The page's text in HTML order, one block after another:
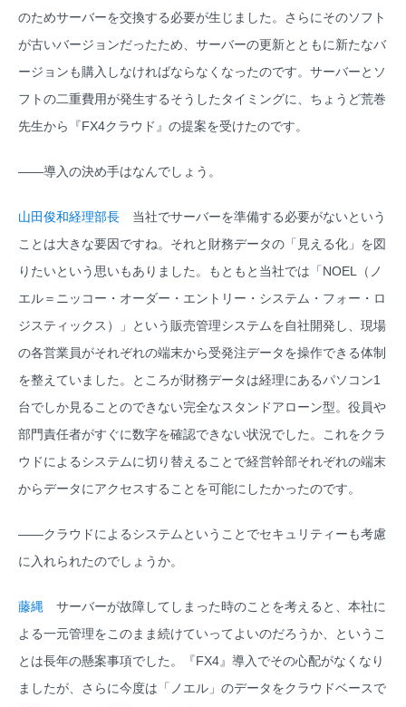
のためサーバーを交換する必要が生じました。さらにそのソフト
が古いバージョンだったため、サーバーの更新とともに新たなバ
ージョンも購入しなければならなくなったのです。サーバーとソ
フトの二重費用が発生するそうしたタイミングに、ちょうど荒巻
先生から『FX4クラウド』の提案を受けたのです。
――導入の決め手はなんでしょう。
山田俊和経理部長 当社でサーバーを準備する必要がないという
ことは大きな要因ですね。それと財務データの「見える化」を図
りたいという思いもありました。もともと当社では「NOEL（ノ
エル＝ニッコー・オーダー・エントリー・システム・フォー・ロ
ジスティックス）」という販売管理システムを自社開発し、現場
の各営業員がそれぞれの端末から受発注データを操作できる体制
を整えていました。ところが財務データは経理にあるパソコン1
台でしか見ることのできない完全なスタンドアローン型。役員や
部門責任者がすぐに数字を確認できない状況でした。これをクラ
ウドによるシステムに切り替えることで経営幹部それぞれの端末
からデータにアクセスすることを可能にしたかったのです。
――クラウドによるシステムということでセキュリティーも考慮
に入れられたのでしょうか。
藤縄 サーバーが故障してしまった時のことを考えると、本社に
よる一元管理をこのまま続けていってよいのだろうか、というこ
とは長年の懸案事項でした。『FX4』導入でその心配がなくなり
ましたが、さらに今度は「ノエル」のデータをクラウドベースで